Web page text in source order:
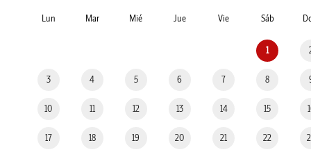
Lun Mar Mié Jue Vie Sáb
1
3 4 5 6 7 8
10 11 12 13 14 15
17 18 19 20 21 22